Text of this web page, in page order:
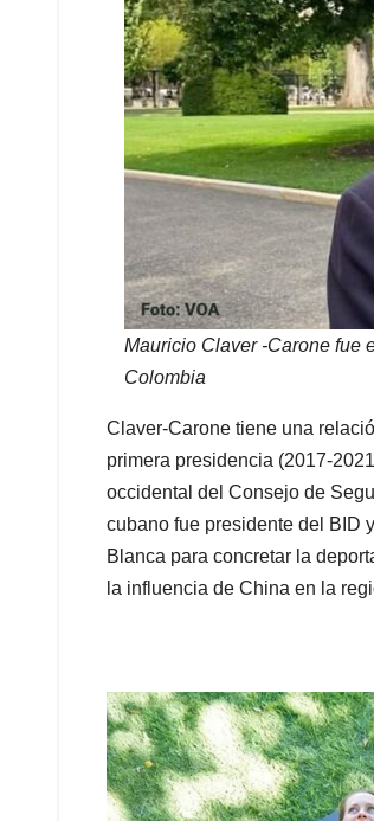
Mauricio Claver -Carone fue
Colombia
Claver-Carone tiene una
primera presidencia (2017-
occidental del Consejo de
cubano fue presidente del BID
Blanca para concretar la
la influencia de China en la